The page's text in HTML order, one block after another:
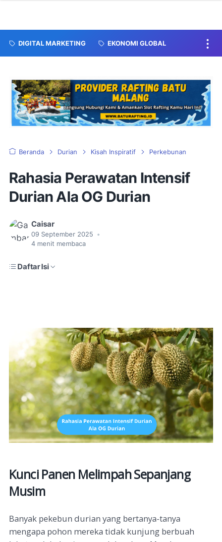
DIGITAL MARKETING EKONOMI GLOBAL
Beranda Durian Kisah Inspiratif Perkebunan
Rahasia Perawatan Intensif
Durian Ala OG Durian
Caisar
09 September 2025
•
4 menit membaca
Daftar Isi
Kunci Panen Melimpah Sepanjang
Musim
Banyak pekebun durian yang bertanya-tanya
mengapa pohon mereka tidak kunjung berbuah